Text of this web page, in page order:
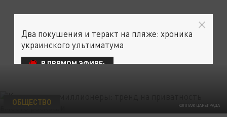
КОЛЛАЖ ЦАРЬГРАДА
ОБЩЕСТВО
Два покушения и теракт на пляже: хроника
украинского ультиматума
В ПРЯМОМ ЭФИРЕ: